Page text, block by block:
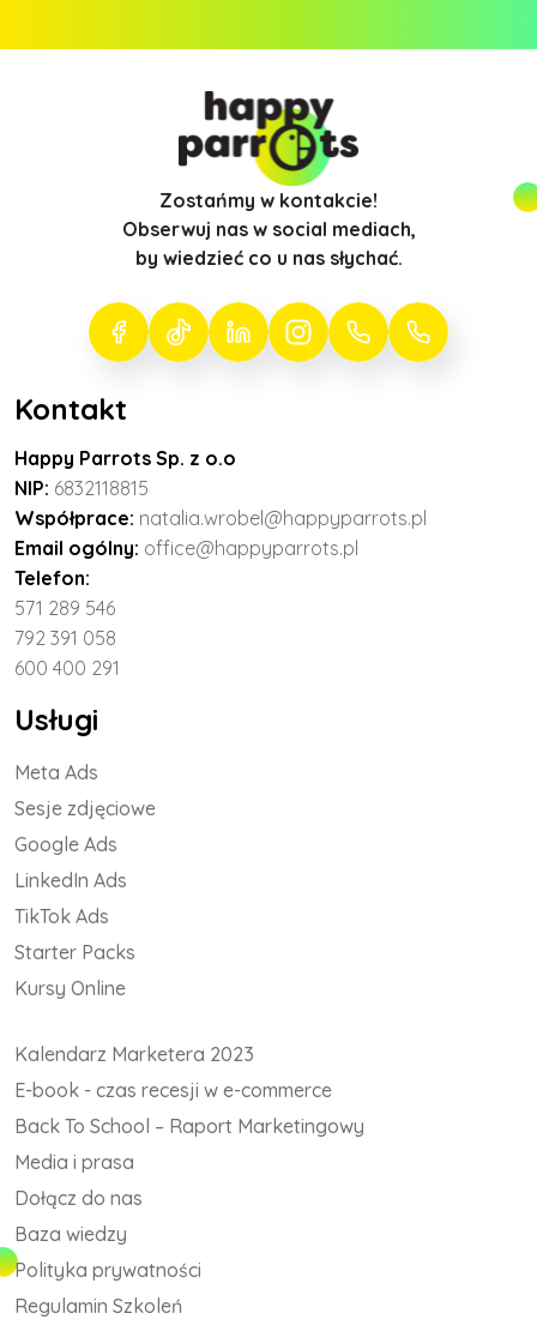
Zostańmy w kontakcie!
Obserwuj nas w social mediach,
by wiedzieć co u nas słychać.
Kontakt
Happy Parrots Sp. z o.o
NIP: 6832118815
Współprace: natalia.wrobel@happyparrots.pl
Email ogólny: office@happyparrots.pl
Telefon:
571 289 546
792 391 058
600 400 291
Usługi
Meta Ads
Sesje zdjęciowe
Google Ads
LinkedIn Ads
TikTok Ads
Starter Packs
Kursy Online
Kalendarz Marketera 2023
E-book - czas recesji w e-commerce
Back To School – Raport Marketingowy
Media i prasa
Dołącz do nas
Baza wiedzy
Polityka prywatności
Regulamin Szkoleń